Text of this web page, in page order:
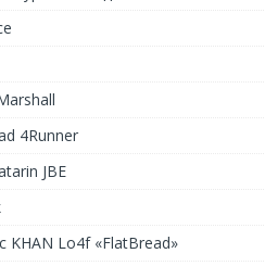
4Runner
JBE
KHAN Lo4f «FlatBread»